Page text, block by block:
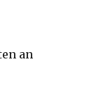
an